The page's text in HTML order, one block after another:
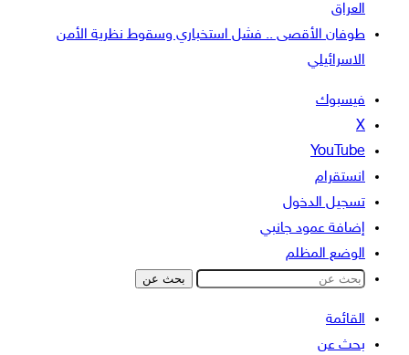
العراق
طوفان الأقصى .. فشل استخباري وسقوط نظرية الأمن
الاسرائيلي
فيسبوك
‫X
‫YouTube
انستقرام
تسجيل الدخول
إضافة عمود جانبي
الوضع المظلم
بحث عن
القائمة
بحث عن